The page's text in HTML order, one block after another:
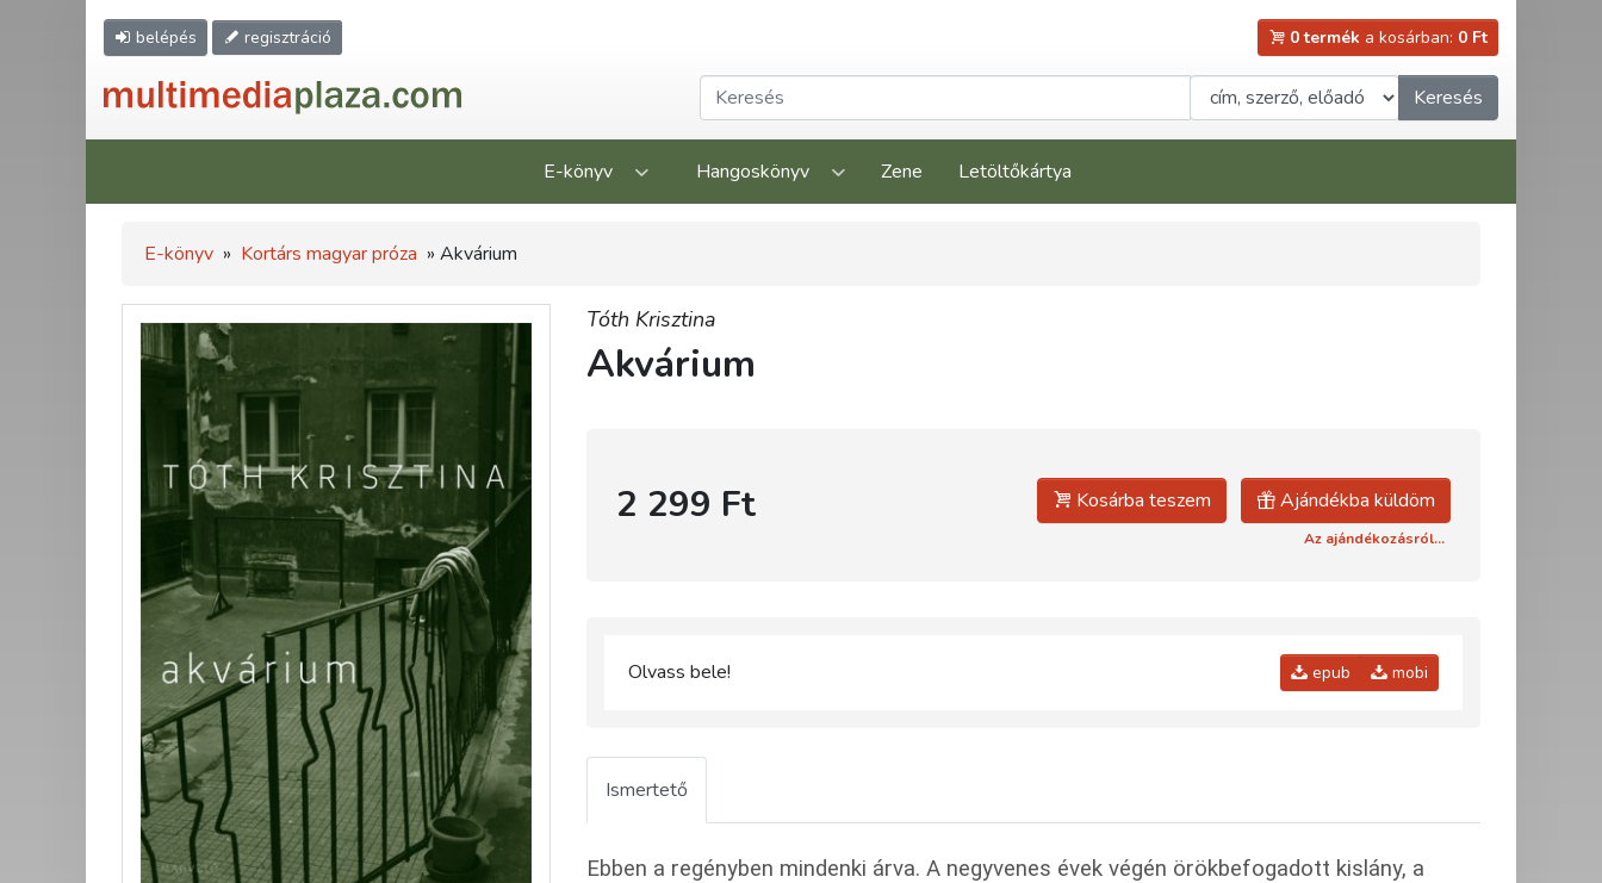
belépés regisztráció 0 termék a kosárban: 0 Ft
Keresés
E-könyv Hangoskönyv Zene Letöltőkártya
E-könyv » Kortárs magyar próza » Akvárium
Tóth Krisztina
Akvárium
2 299 Ft Kosárba teszem Ajándékba küldöm
Az ajándékozásról...
Olvass bele! epub mobi
Ismertető
Ebben a regényben mindenki árva. A negyvenes évek végén örökbefogadott kislány, a